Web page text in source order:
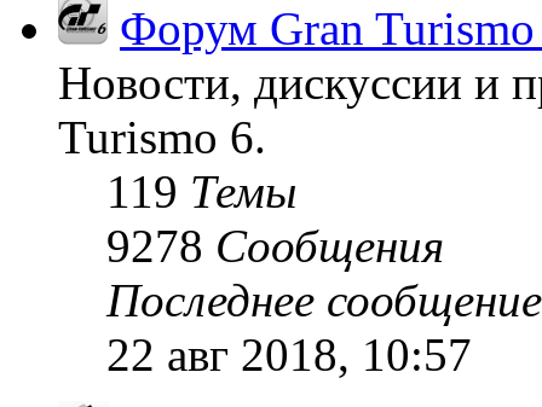
Форум Gran
Новости, дискуссии и
Turismo 6.
119 Темы
9278 Сообщения
Последнее сообщение
22 авг 2018, 10:57